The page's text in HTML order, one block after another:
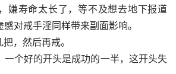
嫌寿命太长了，等不及想去地下报道
对戒手淫同样带来副面影响。
，然后再戒。
一个好的开头是成功的一半，这开头失